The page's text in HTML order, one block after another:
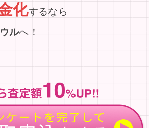
化するなら
ルへ！